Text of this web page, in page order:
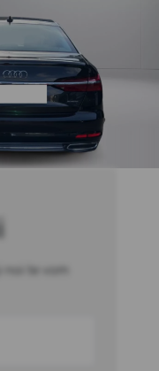
te vom